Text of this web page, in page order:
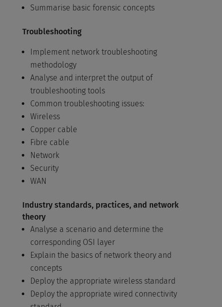
Summarise basic forensic concepts
Troubleshooting
Implement network troubleshooting
methodology
Analyse and interpret the output of
troubleshooting tools
Common troubleshooting issues:
Wireless
Copper cable
Fibre cable
Network
Security
WAN
Industry standards, practices, and network
theory
Analyse a scenario and determine the
corresponding OSI layer
Explain the basics of network theory and
concepts
Deploy the appropriate wireless standard
Deploy the appropriate wired connectivity